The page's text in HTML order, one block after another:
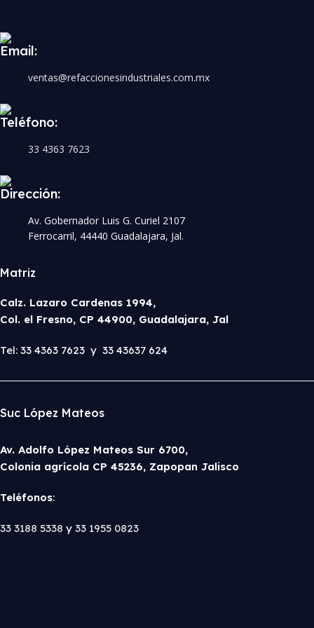
Email:
ventas@refaccionesindustriales.com.mx
Teléfono:
33 4363 7623
Dirección:
Av. Gobernador Luis G. Curiel 2107
Ferrocarril, 44440 Guadalajara, Jal.
Matriz
Calz. Lazaro Cardenas 1994,
Col. el Fresno, CP 44900, Guadalajara, Jal
Tel: 33 4363 7623 y 33 43637 624
Suc López Mateos
Av. Adolfo López Mateos Sur 6700,
Colonia agrícola CP 45236, Zapopan Jalisco
Teléfonos:
33 3188 5338 y 33 1955 0823